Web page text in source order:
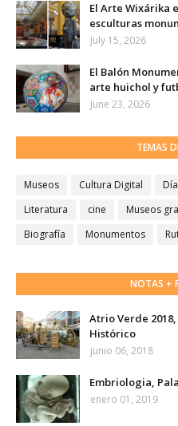
El Arte Wixárika
esculturas
July 15, 2026
El Balón
arte huichol y
June 23, 2026
TEMAS
Museos Cultura Digital
Literatura
cine Museos
Biografía
Monumentos
NOTAS +
Atrio Verde
Histórico
junio 06, 2018
Embriologia,
enero 01, 2019